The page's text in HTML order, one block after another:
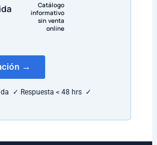
Catálogo
informativo
sin venta
online
→
✓ Respuesta < 48 hrs ✓